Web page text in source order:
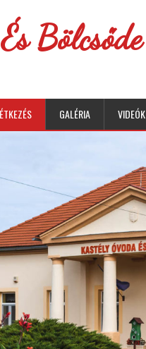
Bölcsőde
ÉTKEZÉS GALÉRIA VIDEÓK